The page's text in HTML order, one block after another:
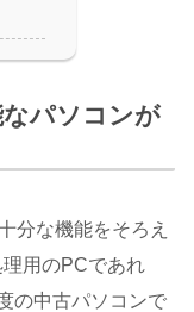
なパソコンが
分な機能をそろえ
用のPCであれ
の中古パソコンで